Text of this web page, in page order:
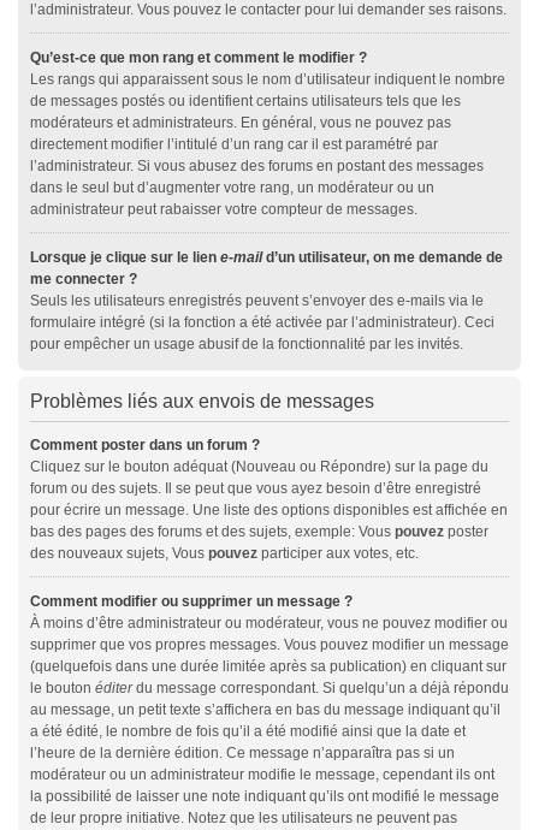
l’administrateur. Vous pouvez le contacter pour lui demander ses raisons.
Qu’est-ce que mon rang et comment le modifier ?
Les rangs qui apparaissent sous le nom d’utilisateur indiquent le nombre
de messages postés ou identifient certains utilisateurs tels que les
modérateurs et administrateurs. En général, vous ne pouvez pas
directement modifier l’intitulé d’un rang car il est paramétré par
l’administrateur. Si vous abusez des forums en postant des messages
dans le seul but d’augmenter votre rang, un modérateur ou un
administrateur peut rabaisser votre compteur de messages.
Lorsque je clique sur le lien e-maild’un utilisateur, on me demande de
me connecter ?
Seuls les utilisateurs enregistrés peuvent s’envoyer des e-mails via le
formulaire intégré (si la fonction a été activée par l’administrateur). Ceci
pour empêcher un usage abusif de la fonctionnalité par les invités.
Problèmes liés aux envois de messages
Comment poster dans un forum ?
Cliquez sur le bouton adéquat (Nouveau ou Répondre) sur la page du
forum ou des sujets. Il se peut que vous ayez besoin d’être enregistré
pour écrire un message. Une liste des options disponibles est affichée en
bas des pages des forums et des sujets, exemple: Vous pouvez poster
des nouveaux sujets, Vous pouvez participer aux votes, etc.
Comment modifier ou supprimer un message ?
À moins d’être administrateur ou modérateur, vous ne pouvez modifier ou
supprimer que vos propres messages. Vous pouvez modifier un message
(quelquefois dans une durée limitée après sa publication) en cliquant sur
le bouton éditerdu message correspondant. Si quelqu’un a déjà répondu
au message, un petit texte s’affichera en bas du message indiquant qu’il
a été édité, le nombre de fois qu’il a été modifié ainsi que la date et
l’heure de la dernière édition. Ce message n’apparaîtra pas si un
modérateur ou un administrateur modifie le message, cependant ils ont
la possibilité de laisser une note indiquant qu’ils ont modifié le message
de leur propre initiative. Notez que les utilisateurs ne peuvent pas